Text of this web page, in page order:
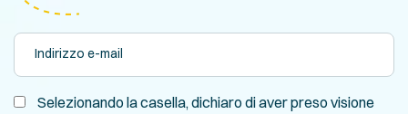
Selezionando la casella, dichiaro di aver preso visione